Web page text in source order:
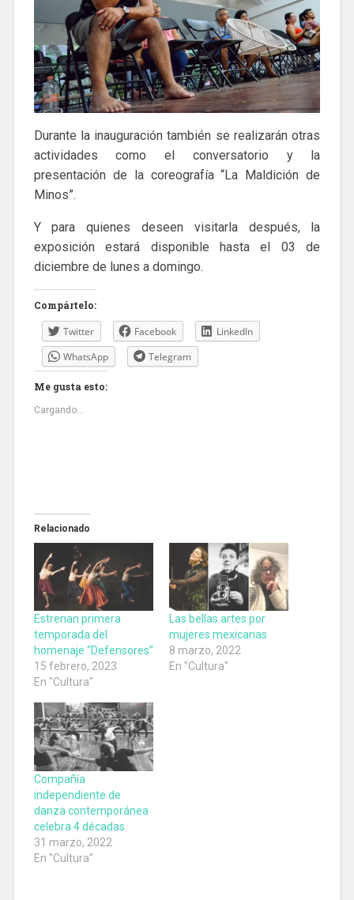
Durante la inauguración también se realizarán otras
actividades como el conversatorio y la
presentación de la coreografía “La Maldición de
Minos”.
Y para quienes deseen visitarla después, la
exposición estará disponible hasta el 03 de
diciembre de lunes a domingo.
Compártelo:
Twitter Facebook
LinkedIn
WhatsApp
Telegram
Me gusta esto:
Cargando...
Relacionado
Estrenan primera
temporada del
homenaje “Defensores”
15 febrero, 2023
En "Cultura"
Las bellas artes por
mujeres mexicanas
8 marzo, 2022
En "Cultura"
Compañía
independiente de
danza contemporánea
celebra 4 décadas
31 marzo, 2022
En "Cultura"